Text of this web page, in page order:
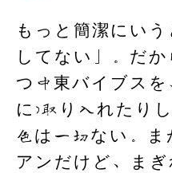
もっと簡潔にい
してない」。だか
つ中東バイブスを
に)取り入れたり
色は一切ない。
アンだけど、ま